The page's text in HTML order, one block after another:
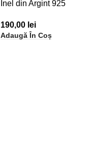
Inel din Argint 925
190,00 lei
Adaugă În Coș